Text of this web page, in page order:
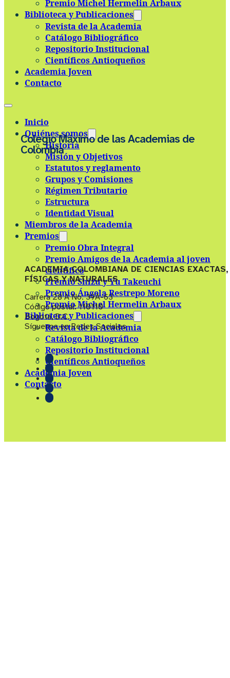
Skip to main contentSkip to footer
Premio Michel Hermelin Arbaux
Biblioteca y Publicaciones
Revista de la Academia
Catálogo Bibliográfico
Repositorio Institucional
Científicos Antioqueños
Academia Joven
Contacto
Inicio
Quiénes somos
Historia
Misión y Objetivos
Estatutos y reglamento
Grupos y Comisiones
Régimen Tributario
Estructura
Identidad Visual
Miembros de la Academia
Premios
Premio Obra Integral
Premio Amigos de la Academia al joven
científico
Premio Shizu y Yu Takeuchi
Premio Ángela Restrepo Moreno
Premio Michel Hermelin Arbaux
Biblioteca y Publicaciones
Revista de la Academia
Catálogo Bibliográfico
Repositorio Institucional
Científicos Antioqueños
Academia Joven
Contacto
Colegio Máximo de las Academias de
Colombia
ACADEMIA COLOMBIANA DE CIENCIAS EXACTAS,
FÍSICAS Y NATURALES
Carrera 28 A No. 39A-63
Código postal: 110110
Bogotá, D.C.
Síguenos en Redes Sociales